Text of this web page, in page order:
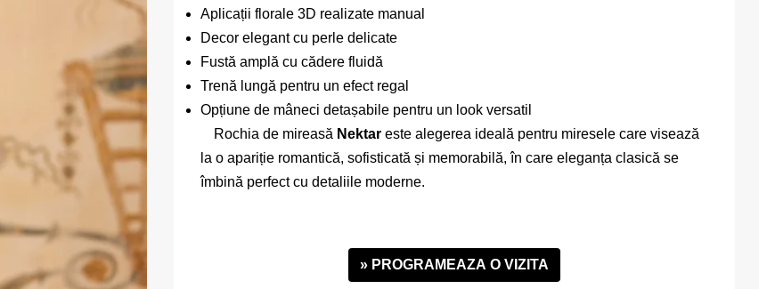
Aplicații florale 3D realizate manual
Decor elegant cu perle delicate
Fustă amplă cu cădere fluidă
Trenă lungă pentru un efect regal
Opțiune de mâneci detașabile pentru un look versatil
Rochia de mireasă Nektar este alegerea ideală pentru miresele care visează
la o apariție romantică, sofisticată și memorabilă, în care eleganța clasică se
îmbină perfect cu detaliile moderne.
» PROGRAMEAZA O VIZITA